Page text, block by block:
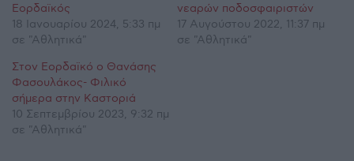
Εορδαϊκός
18 Ιανουαρίου 2024, 5:33 πμ
σε "Αθλητικά"
νεαρών ποδοσφαιριστών
17 Αυγούστου 2022, 11:37 πμ
σε "Αθλητικά"
Στον Εορδαϊκό ο Θανάσης
Φασουλάκος- Φιλικό
σήμερα στην Καστοριά
10 Σεπτεμβρίου 2023, 9:32 πμ
σε "Αθλητικά"